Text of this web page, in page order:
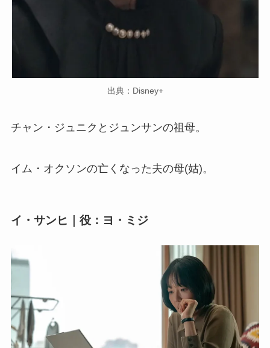
出典：Disney+
チャン・ジュニクとジュンサンの祖母。
イム・オクソンの亡くなった夫の母(姑)。
イ・サンヒ｜役：ヨ・ミジ